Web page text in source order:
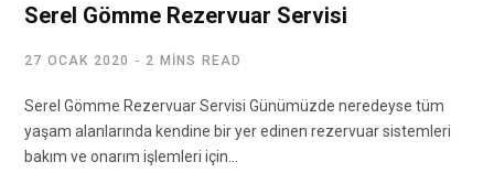
Serel Gömme Rezervuar Servisi
27 OCAK 2020 2 MINS READ
Serel Gömme Rezervuar Servisi Günümüzde neredeyse tüm
yaşam alanlarında kendine bir yer edinen rezervuar sistemleri
bakım ve onarım işlemleri için…